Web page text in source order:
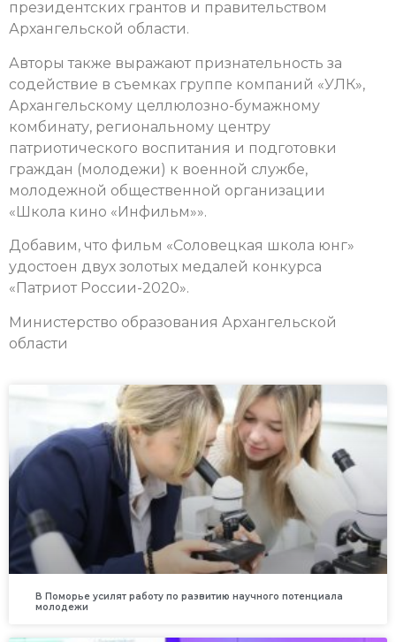
президентских грантов и правительством
Архангельской области.
Авторы также выражают признательность за
содействие в съемках группе компаний «УЛК»,
Архангельскому целлюлозно-бумажному
комбинату, региональному центру
патриотического воспитания и подготовки
граждан (молодежи) к военной службе,
молодежной общественной организации
«Школа кино «Инфильм»».
Добавим, что фильм «Соловецкая школа юнг»
удостоен двух золотых медалей конкурса
«Патриот России-2020».
Министерство образования Архангельской
области
В Поморье усилят работу по развитию научного потенциала
молодежи